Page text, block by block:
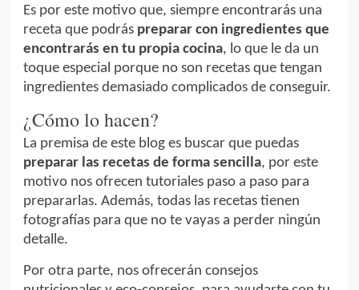
Es por este motivo que, siempre encontrarás una
receta que podrás preparar con ingredientes que
encontrarás en tu propia cocina, lo que le da un
toque especial porque no son recetas que tengan
ingredientes demasiado complicados de conseguir.
¿Cómo lo hacen?
La premisa de este blog es buscar que puedas
preparar las recetas de forma sencilla, por este
motivo nos ofrecen tutoriales paso a paso para
prepararlas. Además, todas las recetas tienen
fotografías para que no te vayas a perder ningún
detalle.
Por otra parte, nos ofrecerán consejos